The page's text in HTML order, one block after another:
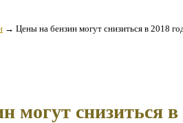
→ Цены на бензин могут снизиться в 2018
могут снизиться в